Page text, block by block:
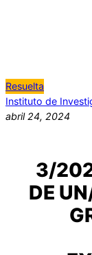
Resuelta
Instituto de
abril 24, 2024
3/
DE